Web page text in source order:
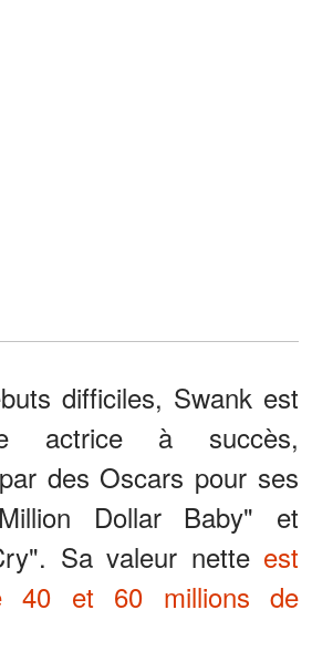
difficiles, Swank est
actrice à succès,
des Oscars pour ses
Dollar Baby" et
Sa valeur nette est
40 et 60 millions de